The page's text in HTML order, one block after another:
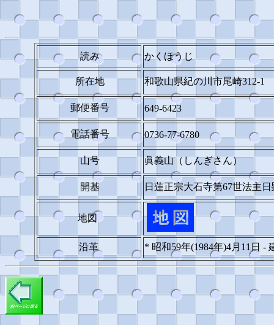
読み かくほうじ
所在地 和歌山県紀の川市尾崎312-1
郵便番号 649-6423
電話番号 0736-77-6780
山号 眞義山（しんぎさん）
開基 日蓮正宗大石寺第67世法主
地図
沿革 * 昭和59年(1984年)4月11日 -